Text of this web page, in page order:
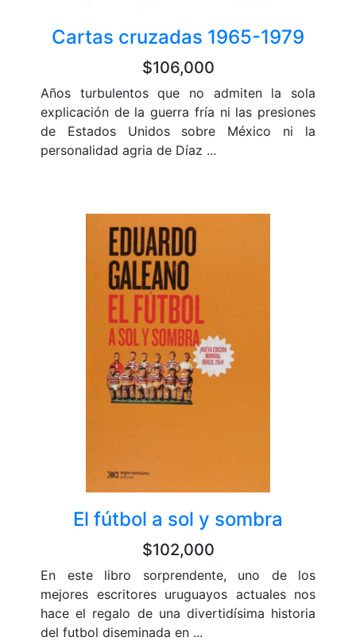
Cartas cruzadas 1965-1979
$106,000
Años turbulentos que no admiten la sola
explicación de la guerra fría ni las presiones
de Estados Unidos sobre México ni la
personalidad agria de Díaz ...
El fútbol a sol y sombra
$102,000
En este libro sorprendente, uno de los
mejores escritores uruguayos actuales nos
hace el regalo de una divertidísima historia
del futbol diseminada en ...